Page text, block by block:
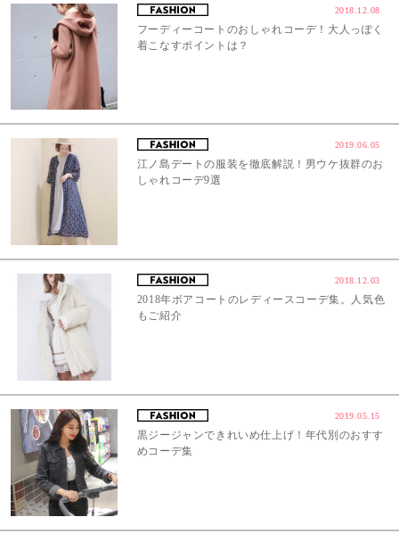
2018.12.08
フーディーコートのおしゃれコーデ！大人っぽく
着こなすポイントは？
2019.06.05
江ノ島デートの服装を徹底解説！男ウケ抜群のお
しゃれコーデ9選
2018.12.03
2018年ボアコートのレディースコーデ集。人気色
もご紹介
2019.05.15
黒ジージャンできれいめ仕上げ！年代別のおすす
めコーデ集